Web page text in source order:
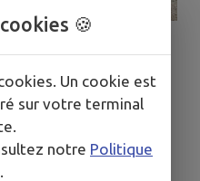
🍪
Un cookie est
sur votre terminal
notre Politique
.